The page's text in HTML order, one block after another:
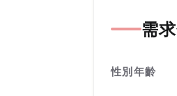
需
性別年齡